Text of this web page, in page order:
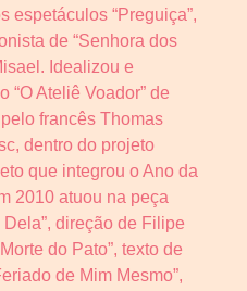
espetáculos “Preguiça”,
de “Senhora dos
Idealizou e
“O Ateliê Voador” de
francês Thomas
dentro do projeto
que integrou o Ano da
2010 atuou na peça
direção de Filipe
do Pato”, texto de
de Mim Mesmo”,